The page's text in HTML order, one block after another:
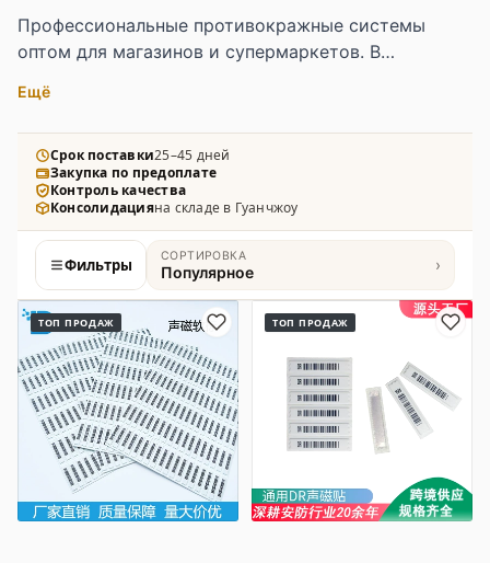
Профессиональные противокражные системы
оптом для магазинов и супермаркетов. В
детекторы, разблокираторы и программное
обеспечение для безопасности торговых залов.
Ещё
Срок поставки25–45 дней
Закупка по предоплате
Контроль качества
Консолидацияна складе в Гуанчжоу
Фильтры СОРТИРОВКА
Популярное ›
Товары
ТОП ПРОДАЖ ТОП ПРОДАЖ